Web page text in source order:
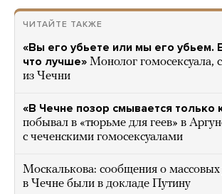
ЧИТАЙТЕ ТАКЖЕ
«Вы его убьете или мы его убьем.
что лучше» Монолог гомосексуала,
из Чечни
«В Чечне позор смывается только
побывал в «тюрьме для геев» в
с чеченскими гомосексуалами
Москалькова: сообщения о массовых
в Чечне были в докладе Путину